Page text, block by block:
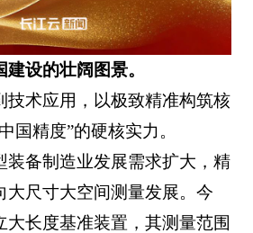
设的壮阔图景。
技术应用，以极致精准构筑核
国精度”的硬核实力。
装备制造业发展需求扩大，精
大尺寸大空间测量发展。今
大长度基准装置，其测量范围